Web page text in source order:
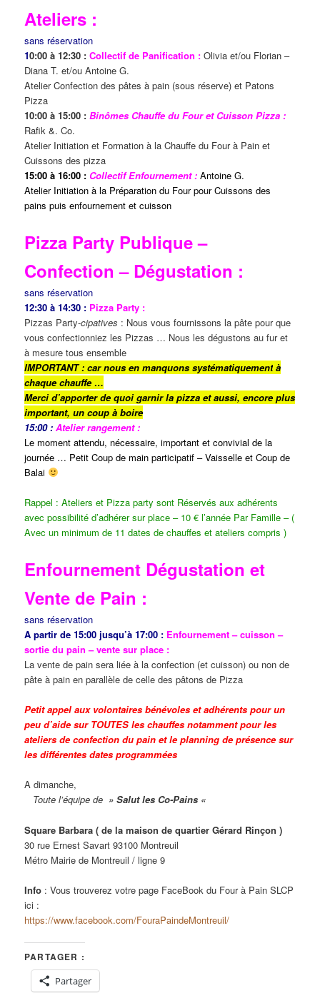
Ateliers :
sans réservation
10:00 à 12:30 :Collectif de Panification : Olivia et/ou Florian –
Diana T. et/ou Antoine G.
Atelier Confection des pâtes à pain (sous réserve) et Patons
Pizza
10:00 à 15:00 :Binômes Chauffe du Four et Cuisson Pizza :
Rafik &. Co.
Atelier Initiation et Formation à la Chauffe du Four à Pain et
Cuissons des pizza
15:00 à 16:00 : Collectif Enfournement : Antoine G.
Atelier Initiation à la Préparation du Four pour Cuissons des
pains puis enfournement et cuisson
Pizza Party Publique –
Confection – Dégustation :
sans réservation
12:30 à 14:30 : Pizza Party :
Pizzas Party-cipatives : Nous vous fournissons la pâte pour que
vous confectionniez les Pizzas … Nous les dégustons au fur et
à mesure tous ensemble
IMPORTANT : car nous en manquonssystématiquement à
chaque chauffe …
Merci d’apporter de quoi garnir la pizza et aussi, encore plus
important, un coup à boire
15:00 : Atelier rangement :
Le moment attendu, nécessaire, important et convivial de la
journée … Petit Coup de main participatif – Vaisselle et Coup de
Balai
Rappel : Ateliers et Pizza party sont Réservés aux adhérents
avec possibilité d’adhérer sur place – 10 € l’année Par Famille – (
Avec un minimum de 11 dates de chauffes et ateliers compris )
Enfournement Dégustation et
Vente de Pain :
sans réservation
A partir de 15:00 jusqu’à 17:00 : Enfournement – cuisson –
sortie du pain – vente sur place :
La vente de pain sera liée à la confection (et cuisson) ou non de
pâte à pain en parallèle de celle des pâtons de Pizza
Petit appel aux volontaires bénévoles et adhérents pour un
peu d’aide sur TOUTES les chauffes notamment pour les
ateliers de confection du pain et le planning de présence sur
les différentes dates programmées
A dimanche,
Toute l’équipe de » Salut les Co-Pains «
Square Barbara ( de la maison de quartier Gérard Rinçon )
30 rue Ernest Savart 93100 Montreuil
Métro Mairie de Montreuil / ligne 9
Info : Vous trouverez votre page FaceBook du Four à Pain SLCP
ici :
https://www.facebook.com/FouraPaindeMontreuil/
PARTAGER :
Partager